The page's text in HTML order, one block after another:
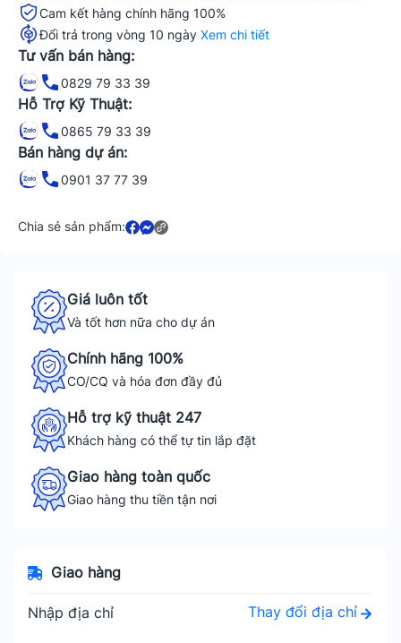
Cam kết hàng chính hãng 100%
Đổi trả trong vòng 10 ngày Xem chi tiết
Tư vấn bán hàng:
0829 79 33 39
Hỗ Trợ Kỹ Thuật:
0865 79 33 39
Bán hàng dự án:
0901 37 77 39
Chia sẻ sản phẩm:
Giá luôn tốt
Và tốt hơn nữa cho dự án
Chính hãng 100%
CO/CQ và hóa đơn đầy đủ
Hỗ trợ kỹ thuật 247
Khách hàng có thể tự tin lắp đặt
Giao hàng toàn quốc
Giao hàng thu tiền tận nơi
Giao hàng
Nhập địa chỉ Thay đổi địa chỉ